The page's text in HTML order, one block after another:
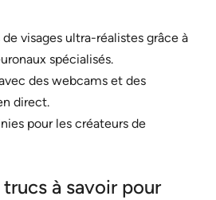
visages ultra-réalistes grâce à
spécialisés.
des webcams et des
direct.
pour les créateurs de
à savoir pour